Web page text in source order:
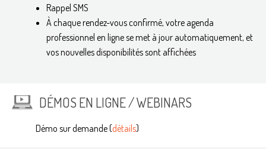
Rappel SMS
À chaque rendez-vous confirmé, votre agenda
professionnel en ligne se met à jour automatiquement, et
vos nouvelles disponibilités sont affichées
DÉMOS EN LIGNE / WEBINARS
Démo sur demande (détails)